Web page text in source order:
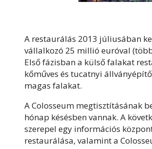
A restaurálás 2013 júliusában
vállalkozó 25 millió euróval
Első fázisban a külső falakat
kőműves és tucatnyi
magas falakat.
A Colosseum megtisztításának
hónap késésben vannak. A
szerepel egy információs
restaurálása, valamint a